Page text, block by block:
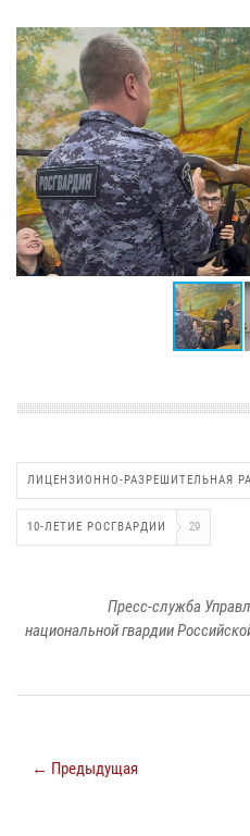
ЛИЦЕНЗИОННО-РАЗРЕШИТЕЛЬНАЯ
10-ЛЕТИЕ РОСГВАРДИИ 29
Пресс-служба
национальной гвардии
← Предыдущая